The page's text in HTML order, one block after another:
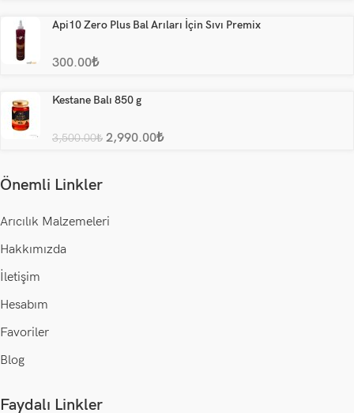
Api10 Zero Plus Bal Arıları İçin Sıvı Premix
300.00₺
Kestane Balı 850 g
3,500.00₺ 2,990.00₺
Önemli Linkler
Arıcılık Malzemeleri
Hakkımızda
İletişim
Hesabım
Favoriler
Blog
Faydalı Linkler